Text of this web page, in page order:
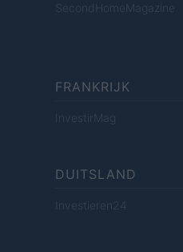
SecondHomeMagazine
FRANKRIJK
InvestirMag
DUITSLAND
Investieren24